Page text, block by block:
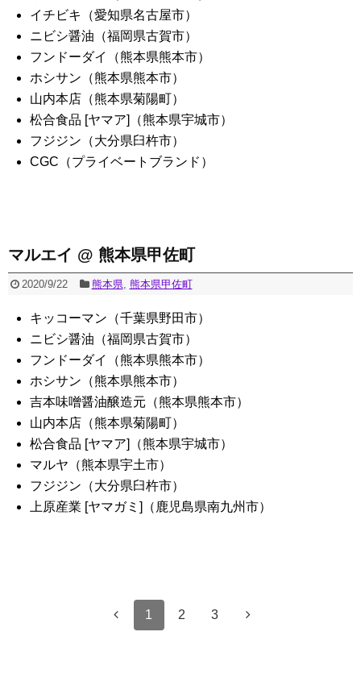
イチビキ（愛知県名古屋市）
ニビシ醤油（福岡県古賀市）
フンドーダイ（熊本県熊本市）
ホシサン（熊本県熊本市）
山内本店（熊本県菊陽町）
松合食品 [ヤマア]（熊本県宇城市）
フジジン（大分県臼杵市）
CGC（プライベートブランド）
マルエイ @ 熊本県甲佐町
2020/9/22 熊本県, 熊本県甲佐町
キッコーマン（千葉県野田市）
ニビシ醤油（福岡県古賀市）
フンドーダイ（熊本県熊本市）
ホシサン（熊本県熊本市）
吉本味噌醤油醸造元（熊本県熊本市）
山内本店（熊本県菊陽町）
松合食品 [ヤマア]（熊本県宇城市）
マルヤ（熊本県宇土市）
フジジン（大分県臼杵市）
上原産業 [ヤマガミ]（鹿児島県南九州市）
1 2 3